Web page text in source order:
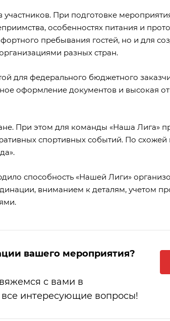
При подготовке
особенностях питания и
пребывания гостей, но и для
разных стран.
для федерального бюджетного
оформление документов и высокая
При этом для команды «Наша Лига»
спортивных событий. По
способность «Нашей Лиги»
вниманием к деталям, учетом
вашего мероприятия?
с вами в
интересующие вопросы!